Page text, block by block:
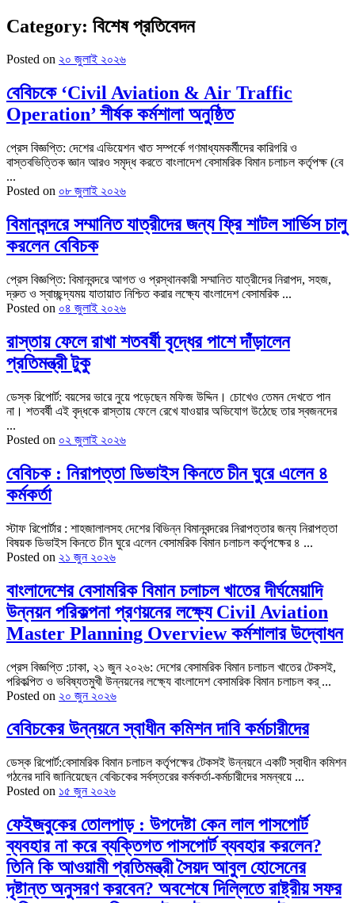
Category: বিশেষ প্রতিবেদন
Posted on ২০ জুলাই ২০২৬
বেবিচকে ‘Civil Aviation & Air Traffic
Operation’ শীর্ষক কর্মশালা অনুষ্ঠিত
প্রেস বিজ্ঞপ্তি: দেশের এভিয়েশন খাত সম্পর্কে গণমাধ্যমকর্মীদের কারিগরি ও
বাস্তবভিত্তিক জ্ঞান আরও সমৃদ্ধ করতে বাংলাদেশ বেসামরিক বিমান চলাচল কর্তৃপক্ষ (বে
...
Posted on ০৮ জুলাই ২০২৬
বিমানবন্দরে সম্মানিত যাত্রীদের জন্য ফ্রি শাটল সার্ভিস চালু
করলেন বেবিচক
প্রেস বিজ্ঞপ্তি: বিমানবন্দরে আগত ও প্রস্থানকারী সম্মানিত যাত্রীদের নিরাপদ, সহজ,
দ্রুত ও স্বাচ্ছন্দ্যময় যাতায়াত নিশ্চিত করার লক্ষ্যে বাংলাদেশ বেসামরিক ...
Posted on ০৪ জুলাই ২০২৬
রাস্তায় ফেলে রাখা শতবর্ষী বৃদ্ধের পাশে দাঁড়ালেন
প্রতিমন্ত্রী টুকু
ডেস্ক রিপোর্ট: বয়সের ভারে নুয়ে পড়েছেন মফিজ উদ্দিন। চোখেও তেমন দেখতে পান
না। শতবর্ষী এই বৃদ্ধকে রাস্তায় ফেলে রেখে যাওয়ার অভিযোগ উঠেছে তার স্বজনদের
...
Posted on ০২ জুলাই ২০২৬
বেবিচক : নিরাপত্তা ডিভাইস কিনতে চীন ঘুরে এলেন ৪
কর্মকর্তা
স্টাফ রিপোর্টার : শাহজালালসহ দেশের বিভিন্ন বিমানবন্দরের নিরাপত্তার জন্য নিরাপত্তা
বিষয়ক ডিভাইস কিনতে চীন ঘুরে এলেন বেসামরিক বিমান চলাচল কর্তৃপক্ষের ৪ ...
Posted on ২১ জুন ২০২৬
বাংলাদেশের বেসামরিক বিমান চলাচল খাতের দীর্ঘমেয়াদি
উন্নয়ন পরিকল্পনা প্রণয়নের লক্ষ্যে Civil Aviation
Master Planning Overview কর্মশালার উদ্বোধন
প্রেস বিজ্ঞপ্তি :ঢাকা, ২১ জুন ২০২৬: দেশের বেসামরিক বিমান চলাচল খাতের টেকসই,
পরিকল্পিত ও ভবিষ্যতমুখী উন্নয়নের লক্ষ্যে বাংলাদেশ বেসামরিক বিমান চলাচল কর্ ...
Posted on ২০ জুন ২০২৬
বেবিচকের উন্নয়নে স্বাধীন কমিশন দাবি কর্মচারীদের
ডেস্ক রিপোর্ট:বেসামরিক বিমান চলাচল কর্তৃপক্ষের টেকসই উন্নয়নে একটি স্বাধীন কমিশন
গঠনের দাবি জানিয়েছেন বেবিচকের সর্বস্তরের কর্মকর্তা-কর্মচারীদের সমন্বয়ে ...
Posted on ১৫ জুন ২০২৬
ফেইজবুকের তোলপাড় : উপদেষ্টা কেন লাল পাসপোর্ট
ব্যবহার না করে ব্যক্তিগত পাসপোর্ট ব্যবহার করলেন?
তিনি কি আওয়ামী প্রতিমন্ত্রী সৈয়দ আবুল হোসেনের
দৃষ্টান্ত অনুসরণ করবেন? অবশেষে দিল্লিতে রাষ্ট্রীয় সফর